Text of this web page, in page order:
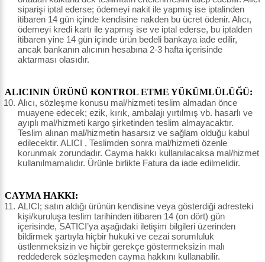
siparişi iptal ederse; ödemeyi nakit ile yapmış ise iptalinden
itibaren 14 gün içinde kendisine nakden bu ücret ödenir. Alıcı,
ödemeyi kredi kartı ile yapmış ise ve iptal ederse, bu iptalden
itibaren yine 14 gün içinde ürün bedeli bankaya iade edilir,
ancak bankanın alıcının hesabına 2-3 hafta içerisinde
aktarması olasıdır.
ALICININ ÜRÜNÜ KONTROL ETME YÜKÜMLÜLÜĞÜ:
Alıcı, sözleşme konusu mal/hizmeti teslim almadan önce
muayene edecek; ezik, kırık, ambalajı yırtılmış vb. hasarlı ve
ayıplı mal/hizmeti kargo şirketinden teslim almayacaktır.
Teslim alınan mal/hizmetin hasarsız ve sağlam olduğu kabul
edilecektir. ALICI , Teslimden sonra mal/hizmeti özenle
korunmak zorundadır. Cayma hakkı kullanılacaksa mal/hizmet
kullanılmamalıdır. Ürünle birlikte Fatura da iade edilmelidir.
CAYMA HAKKI:
ALICI; satın aldığı ürünün kendisine veya gösterdiği adresteki
kişi/kuruluşa teslim tarihinden itibaren 14 (on dört) gün
içerisinde, SATICI’ya aşağıdaki iletişim bilgileri üzerinden
bildirmek şartıyla hiçbir hukuki ve cezai sorumluluk
üstlenmeksizin ve hiçbir gerekçe göstermeksizin malı
reddederek sözleşmeden cayma hakkını kullanabilir.